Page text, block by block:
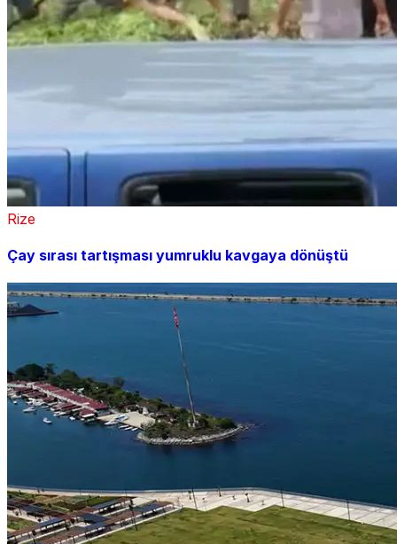
Rize
Çay sırası tartışması yumruklu kavgaya dönüştü